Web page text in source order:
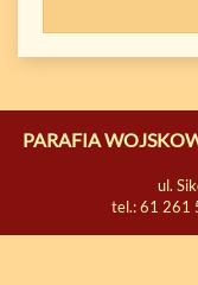
PARAFIA
ul.
tel.: 61 261